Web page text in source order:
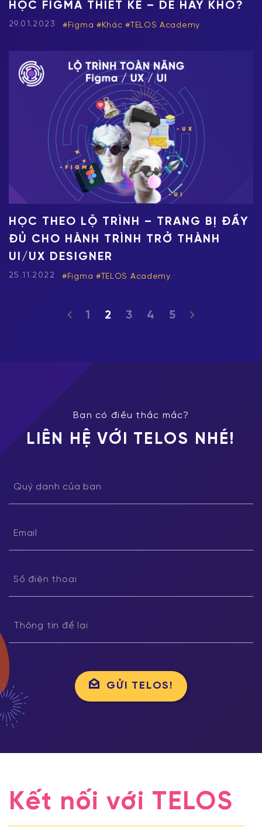
HỌC FIGMA THIẾT KẾ – DỄ HAY KHÓ?
29.01.2023 Figma Khác TELOS Academy
HỌC THEO LỘ TRÌNH – TRANG BỊ ĐẦY
ĐỦ CHO HÀNH TRÌNH TRỞ THÀNH
UI/UX DESIGNER
25.11.2022 Figma TELOS Academy
1 2 3 4 5
Bạn có điều thắc mắc?
LIÊN HỆ VỚI TELOS NHÉ!
GỬI TELOS!
Kết nối với TELOS